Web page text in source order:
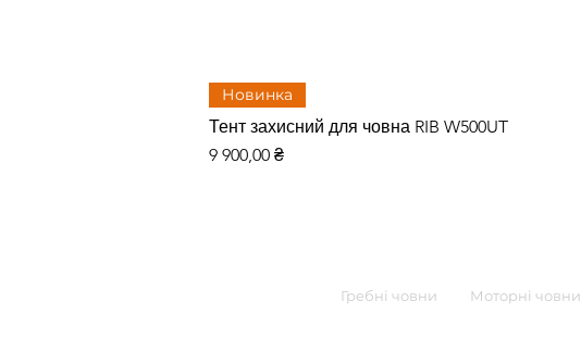
Новинка
Тент захисний для човна RIB W500UT
Цена
9 900,00 ₴
Гребні човни Моторні човни